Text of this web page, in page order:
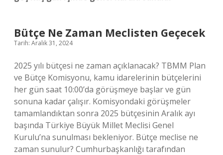
Bütçe Ne Zaman Meclisten Geçecek
Tarih: Aralık 31, 2024
2025 yılı bütçesi ne zaman açıklanacak? TBMM Plan
ve Bütçe Komisyonu, kamu idarelerinin bütçelerini
her gün saat 10:00’da görüşmeye başlar ve gün
sonuna kadar çalışır. Komisyondaki görüşmeler
tamamlandıktan sonra 2025 bütçesinin Aralık ayı
başında Türkiye Büyük Millet Meclisi Genel
Kurulu’na sunulması bekleniyor. Bütçe meclise ne
zaman sunulur? Cumhurbaşkanlığı tarafından